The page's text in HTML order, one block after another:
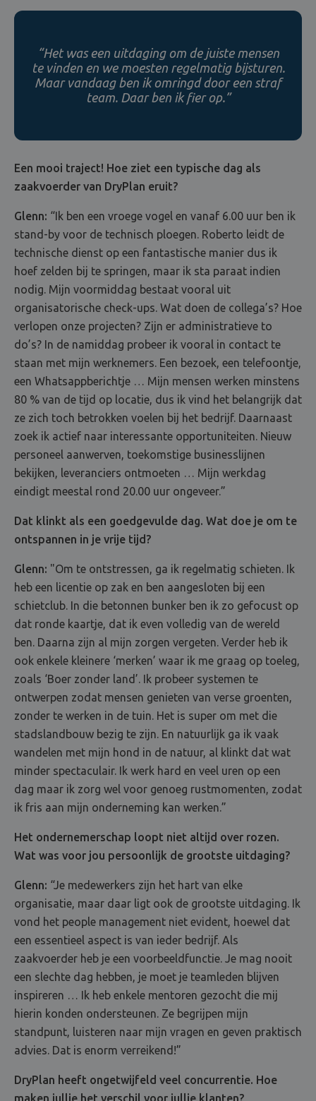
“Het was een uitdaging om de juiste mensen
te vinden en we moesten regelmatig bijsturen.
Maar vandaag ben ik omringd door een straf
team. Daar ben ik fier op.”
Een mooi traject! Hoe ziet een typische dag als
zaakvoerder van DryPlan eruit?
Glenn: “Ik ben een vroege vogel en vanaf 6.00 uur ben ik
stand-by voor de technisch ploegen. Roberto leidt de
technische dienst op een fantastische manier dus ik
hoef zelden bij te springen, maar ik sta paraat indien
nodig. Mijn voormiddag bestaat vooral uit
organisatorische check-ups. Wat doen de collega’s? Hoe
verlopen onze projecten? Zijn er administratieve to
do’s? In de namiddag probeer ik vooral in contact te
staan met mijn werknemers. Een bezoek, een telefoontje,
een Whatsappberichtje … Mijn mensen werken minstens
80 % van de tijd op locatie, dus ik vind het belangrijk dat
ze zich toch betrokken voelen bij het bedrijf. Daarnaast
zoek ik actief naar interessante opportuniteiten. Nieuw
personeel aanwerven, toekomstige businesslijnen
bekijken, leveranciers ontmoeten … Mijn werkdag
eindigt meestal rond 20.00 uur ongeveer.”
Dat klinkt als een goedgevulde dag. Wat doe je om te
ontspannen in je vrije tijd?
Glenn: "Om te ontstressen, ga ik regelmatig schieten. Ik
heb een licentie op zak en ben aangesloten bij een
schietclub. In die betonnen bunker ben ik zo gefocust op
dat ronde kaartje, dat ik even volledig van de wereld
ben. Daarna zijn al mijn zorgen vergeten. Verder heb ik
ook enkele kleinere ‘merken’ waar ik me graag op toeleg,
zoals ‘Boer zonder land’. Ik probeer systemen te
ontwerpen zodat mensen genieten van verse groenten,
zonder te werken in de tuin. Het is super om met die
stadslandbouw bezig te zijn. En natuurlijk ga ik vaak
wandelen met mijn hond in de natuur, al klinkt dat wat
minder spectaculair. Ik werk hard en veel uren op een
dag maar ik zorg wel voor genoeg rustmomenten, zodat
ik fris aan mijn onderneming kan werken.”
Het ondernemerschap loopt niet altijd over rozen.
Wat was voor jou persoonlijk de grootste uitdaging?
Glenn: “Je medewerkers zijn het hart van elke
organisatie, maar daar ligt ook de grootste uitdaging. Ik
vond het people management niet evident, hoewel dat
een essentieel aspect is van ieder bedrijf. Als
zaakvoerder heb je een voorbeeldfunctie. Je mag nooit
een slechte dag hebben, je moet je teamleden blijven
inspireren … Ik heb enkele mentoren gezocht die mij
hierin konden ondersteunen. Ze begrijpen mijn
standpunt, luisteren naar mijn vragen en geven praktisch
advies. Dat is enorm verreikend!”
DryPlan heeft ongetwijfeld veel concurrentie. Hoe
maken jullie het verschil voor jullie klanten?